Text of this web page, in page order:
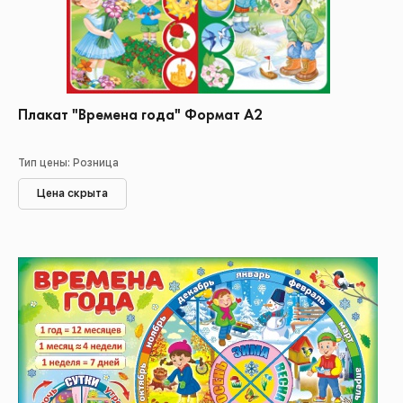
Плакат "Времена года" Формат А2
Тип цены: Розница
Цена скрыта